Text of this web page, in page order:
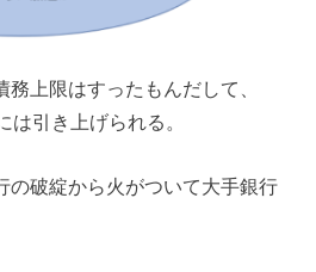
上限はすったもんだして、
は引き上げられる。
の破綻から火がついて大手銀行